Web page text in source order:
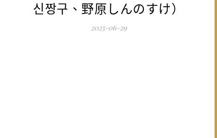
신짱구、野原しんのすけ）
2025-06-29